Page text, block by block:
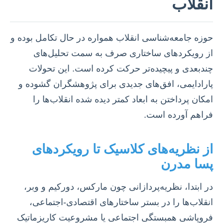
انقلاب
حوزه جامعه‌شناسی انقلاب همواره در حال تکامل بوده و
از رویکردهای ساختاری صرف به سمت تحلیل‌های
چندبعدی و پیچیده‌تر حرکت کرده است. این تحولات
پارادایمی، افق‌های جدیدی برای پژوهشگران گشوده و
امکان پرداختن به ابعاد کمتر دیده شده انقلاب‌ها را
فراهم آورده است.
از نظریه‌های کلاسیک تا رویکردهای
پسا مدرن
در ابتدا، نظریه‌پردازانی چون مارکس، دورکیم و وبر،
انقلاب‌ها را در بستر ساختارهای اقتصادی-اجتماعی،
فروپاشی همبستگی اجتماعی یا مشروعیت کاریزماتیک